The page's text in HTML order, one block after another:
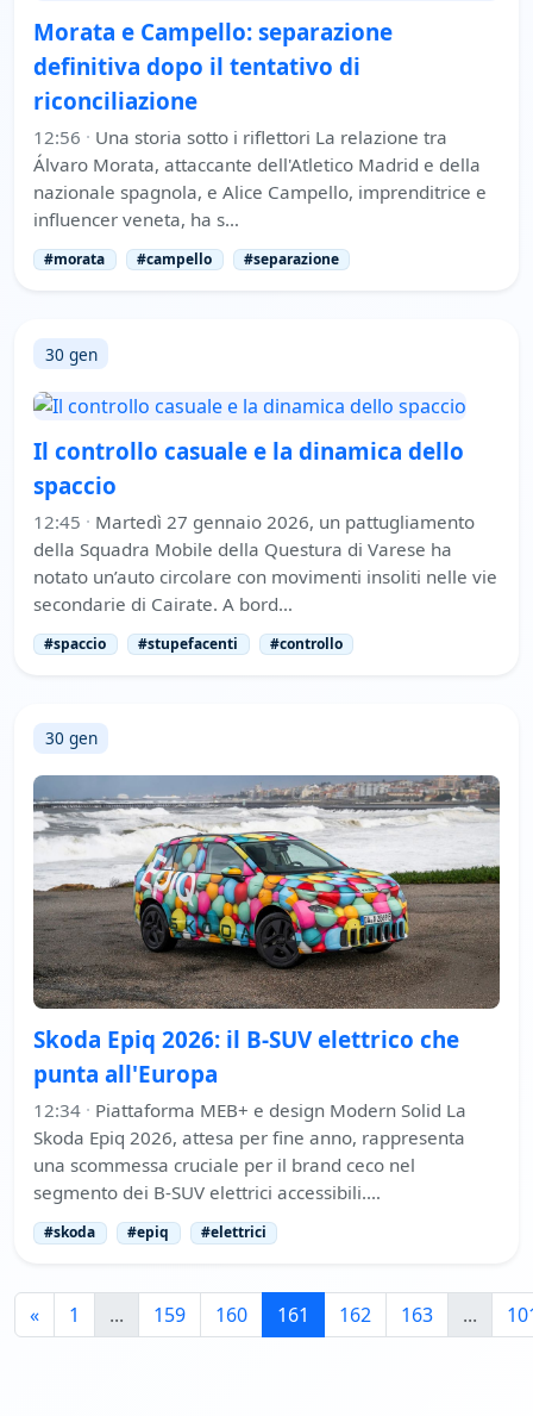
Morata e Campello: separazione
definitiva dopo il tentativo di
riconciliazione
12:56 · Una storia sotto i riflettori La relazione tra
Álvaro Morata, attaccante dell'Atletico Madrid e della
nazionale spagnola, e Alice Campello, imprenditrice e
influencer veneta, ha s…
#morata #campello #separazione
30 gen
Il controllo casuale e la dinamica dello
spaccio
12:45 · Martedì 27 gennaio 2026, un pattugliamento
della Squadra Mobile della Questura di Varese ha
notato un’auto circolare con movimenti insoliti nelle vie
secondarie di Cairate. A bord…
#spaccio #stupefacenti #controllo
30 gen
Skoda Epiq 2026: il B-SUV elettrico che
punta all'Europa
12:34 · Piattaforma MEB+ e design Modern Solid La
Skoda Epiq 2026, attesa per fine anno, rappresenta
una scommessa cruciale per il brand ceco nel
segmento dei B-SUV elettrici accessibili.…
#skoda #epiq #elettrici
« 1 ... 159 160 161 162 163 ...